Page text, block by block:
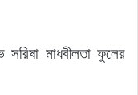
মাধবীলতা ফুলের